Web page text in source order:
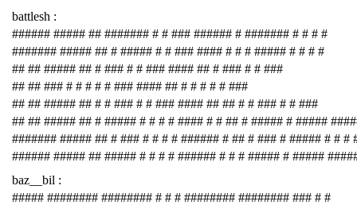
battlesh :
###### ##### ## ####### # # ### ###### # ####### # # # #
####### ##### ## # ##### # # ### #### # # # ##### # # # #
## ## ##### ## # ### # # ### #### ## # ### # # ###
## ## ### # # # # # ### #### ## # # # # # ###
## ## ##### ## # # ### # # ### #### ## ## # # ### # # ###
## ## ##### ## # ##### # # # # #### # # ## # ##### # #####
####### ##### ## # ### # # # # ###### # ## # ### # ##### # # #
###### ##### ## ##### # # # # ###### # # # ##### # #####
baz__bil :
##### ######## ######## # # # ######## ######## ### # #